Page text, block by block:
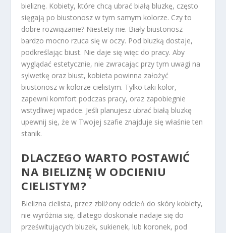
bieliznę. Kobiety, które chcą ubrać białą bluzkę, często
sięgają po biustonosz w tym samym kolorze. Czy to
dobre rozwiązanie? Niestety nie. Biały biustonosz
bardzo mocno rzuca się w oczy. Pod bluzką dostaje,
podkreślając biust. Nie daje się więc do pracy. Aby
wyglądać estetycznie, nie zwracając przy tym uwagi na
sylwetkę oraz biust, kobieta powinna założyć
biustonosz w kolorze cielistym. Tylko taki kolor,
zapewni komfort podczas pracy, oraz zapobiegnie
wstydliwej wpadce. Jeśli planujesz ubrać białą bluzkę
upewnij się, że w Twojej szafie znajduje się właśnie ten
stanik.
DLACZEGO WARTO POSTAWIĆ
NA BIELIZNĘ W ODCIENIU
CIELISTYM?
Bielizna cielista, przez zbliżony odcień do skóry kobiety,
nie wyróżnia się, dlatego doskonale nadaje się do
prześwitujących bluzek, sukienek, lub koronek, pod